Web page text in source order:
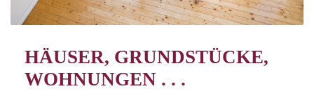
HÄUSER, GRUNDSTÜCKE,
WOHNUNGEN . . .